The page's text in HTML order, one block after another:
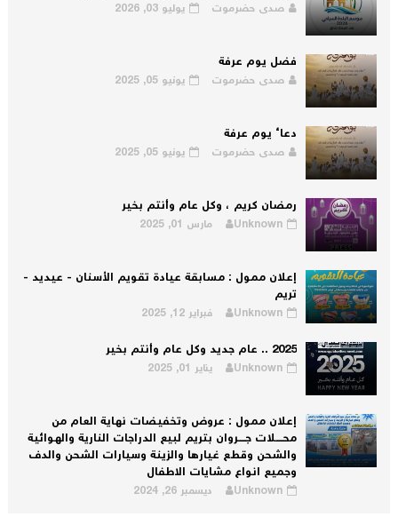
صدى حضرموت يوليو 03, 2026
فضل يوم عرفة
صدى حضرموت يونيو 05, 2025
دعاء يوم عرفة
صدى حضرموت يونيو 05, 2025
رمضان كريم ، وكل عام وأنتم بخير
Unknown مارس 01, 2025
إعلان ممول : مسابقة عيادة تقويم الأسنان - عيديد -
تريم
Unknown فبراير 12, 2025
2025 .. عام جديد وكل عام وأنتم بخير
Unknown يناير 01, 2025
إعلان ممول : عروض وتخفيضات نهاية العام من
محــــلات جــــروان بتريم لبيع الدراجات النارية والهوائية
والشحن وقطع غيارها والزينة وسيارات الشحن والدف
وجميع انواع مشايات الاطفال
Unknown ديسمبر 26, 2024